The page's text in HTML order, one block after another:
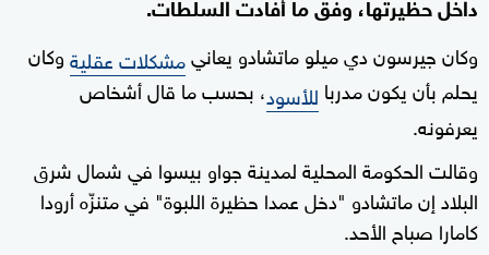
وكان جيرسون دي ميلو ماتشادو يعانيمشكلات عقليةوكان
يحلم بأن يكون مدربا للأسود، بحسب ما قال أشخاص
يعرفونه.
وقالت الحكومة المحلية لمدينة جواو بيسوا في شمال شرق
البلاد إن ماتشادو "دخل عمدا حظيرة اللبوة" في متنزّه أرودا
كامارا صباح الأحد.